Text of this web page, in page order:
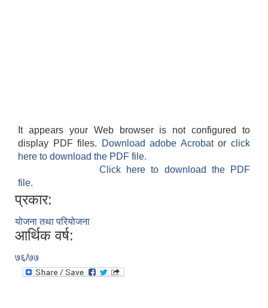
It appears your Web browser is not configured to
display PDF files.
Download adobe Acrobatorclick
here to download the PDF file.
Click here to download the PDF
file.
प्रकार:
योजना तथा परियोजना
आर्थिक वर्ष:
७६/७७